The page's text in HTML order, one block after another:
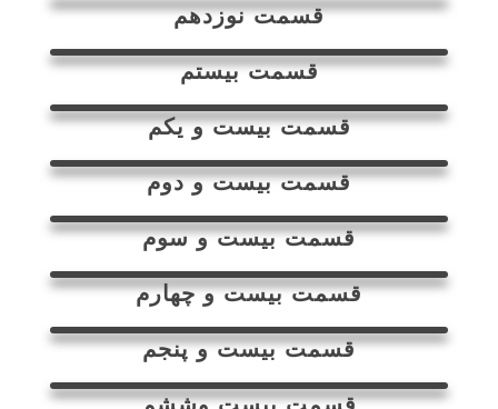
قسمت نوزدهم
قسمت بیستم
قسمت بیست و یکم
قسمت بیست و دوم
قسمت بیست و سوم
قسمت بیست و چهارم
قسمت بیست و پنجم